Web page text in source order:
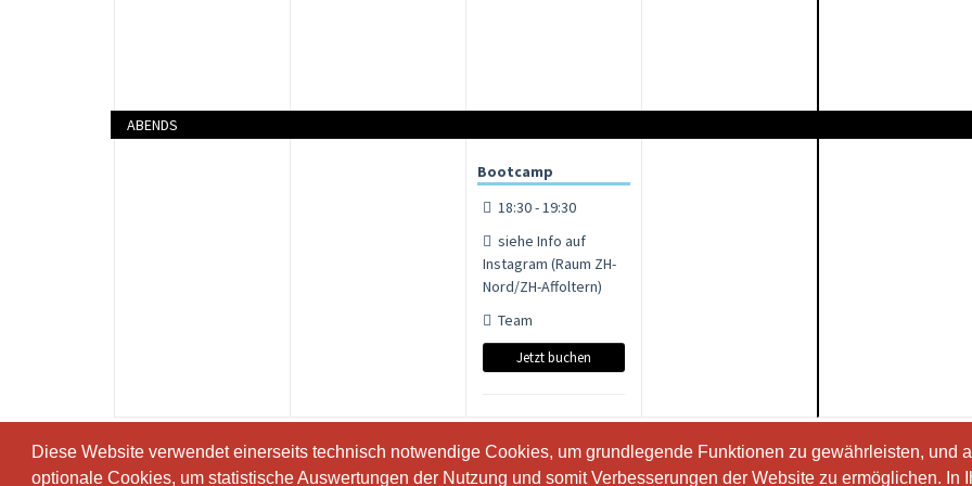
Diese Website verwendet einerseits technisch notwendige Cookies, um grundlegende Funktionen zu gewährleisten, und
optionale Cookies, um statistische Auswertungen der Nutzung und somit Verbesserungen der Website zu ermöglichen. In
Diese Website verwendet einerseits technisch notwendige Cookies, um grundlegende Funktionen zu gewährleisten, und
optionale Cookies, um statistische Auswertungen der Nutzung und somit Verbesserungen der Website zu ermöglichen. In
ABENDS
Bootcamp
18:30 - 19:30
siehe Info auf
Instagram (Raum ZH-
Nord/ZH-Affoltern)
Team
Jetzt buchen